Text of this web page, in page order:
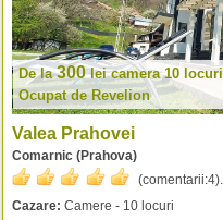
De la300leicamera 10 locuri
Ocupat de Revelion
Valea Prahovei
Comarnic (Prahova)
(comentarii:4).
Cazare: Camere - 10 locuri